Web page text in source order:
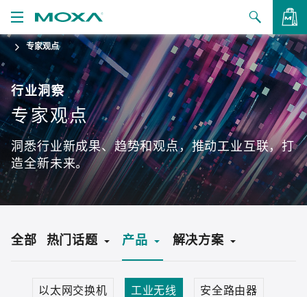
品
决方案
持
何购买
于我们
作伙伴专区
专家观点
行业洞察
专家观点
洞悉行业新成果、趋势和观点，推动工业互联，打
造全新未来。
全部 热门话题 产品 解决方案
IIoT 网络安全 大数据 冗余 TSN
以太网交换机 工业无线 安全路由器
查看询价